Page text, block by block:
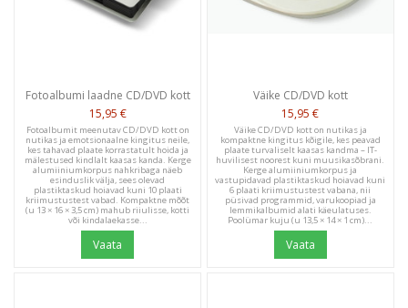
Fotoalbumi laadne CD/DVD kott
15,95 €
Fotoalbumit meenutav CD/DVD kott on
nutikas ja emotsionaalne kingitus neile,
kes tahavad plaate korrastatult hoida ja
mälestused kindlalt kaasas kanda. Kerge
alumiiniumkorpus nahkribaga näeb
esinduslik välja, sees olevad
plastiktaskud hoiavad kuni 10 plaati
kriimustustest vabad. Kompaktne mõõt
(u 13 × 16 × 3,5 cm) mahub riiulisse, kotti
või kindalaekasse...
Vaata
Väike CD/DVD kott
15,95 €
Väike CD/DVD kott on nutikas ja
kompaktne kingitus kõigile, kes peavad
plaate turvaliselt kaasas kandma – IT-
huvilisest noorest kuni muusikasõbrani.
Kerge alumiiniumkorpus ja
vastupidavad plastiktaskud hoiavad kuni
6 plaati kriimustustest vabana, nii
püsivad programmid, varukoopiad ja
lemmikalbumid alati käeulatuses.
Poolümar kuju (u 13,5 × 14 × 1 cm)...
Vaata